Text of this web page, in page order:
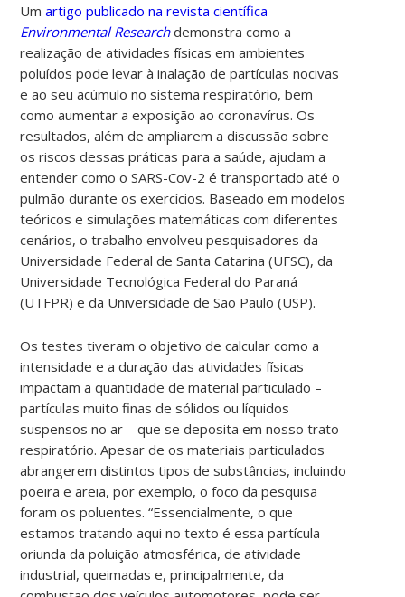
Umartigo publicado na revista científica
Environmental Research demonstra como a
realização de atividades físicas em ambientes
poluídos pode levar à inalação de partículas nocivas
e ao seu acúmulo no sistema respiratório, bem
como aumentar a exposição ao coronavírus. Os
resultados, além de ampliarem a discussão sobre
os riscos dessas práticas para a saúde, ajudam a
entender como o SARS-Cov-2 é transportado até o
pulmão durante os exercícios. Baseado em modelos
teóricos e simulações matemáticas com diferentes
cenários, o trabalho envolveu pesquisadores da
Universidade Federal de Santa Catarina (UFSC), da
Universidade Tecnológica Federal do Paraná
(UTFPR) e da Universidade de São Paulo (USP).
Os testes tiveram o objetivo de calcular como a
intensidade e a duração das atividades físicas
impactam a quantidade de material particulado –
partículas muito finas de sólidos ou líquidos
suspensos no ar – que se deposita em nosso trato
respiratório. Apesar de os materiais particulados
abrangerem distintos tipos de substâncias, incluindo
poeira e areia, por exemplo, o foco da pesquisa
foram os poluentes. “Essencialmente, o que
estamos tratando aqui no texto é essa partícula
oriunda da poluição atmosférica, de atividade
industrial, queimadas e, principalmente, da